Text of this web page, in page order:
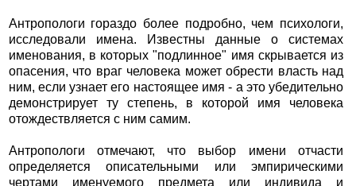
Антропологи гораздо более подробно, чем психологи,
исследовали имена. Известны данные о системах
именования, в которых "подлинное" имя скрывается из
опасения, что враг человека может обрести власть над
ним, если узнает его настоящее имя - а это убедительно
демонстрирует ту степень, в которой имя человека
отождествляется с ним самим.
Антропологи отмечают, что выбор имени отчасти
определяется описательными или эмпирическими
чертами именуемого предмета или индивида и